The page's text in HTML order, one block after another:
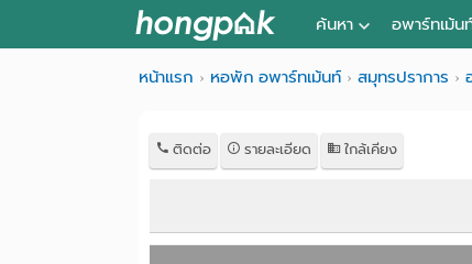
ค้นหา
หอพัก ใกล้ฉัน
อพาร์ทเม้น
หน้าแรก หอพัก อพาร์ทเม้นท์ สมุทรปราการ
ติดต่อ รายละเอียด ใกล้เคียง